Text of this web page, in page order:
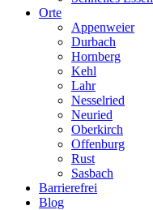
Orte
Appenweier
Durbach
Hornberg
Kehl
Lahr
Nesselried
Neuried
Oberkirch
Offenburg
Rust
Sasbach
Barrierefrei
Blog